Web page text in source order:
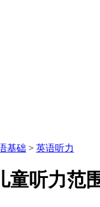
基础 > 英语听力
童听力范